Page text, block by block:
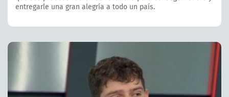
entregarle una gran alegría a todo un país.